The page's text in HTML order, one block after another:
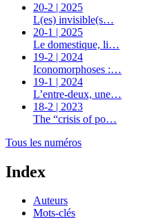
20-2 | 2025
L(es) invisible(s…
20-1 | 2025
Le domestique, li…
19-2 | 2024
Iconomorphoses :…
19-1 | 2024
L’entre-deux, une…
18-2 | 2023
The “crisis of po…
Tous les numéros
Index
Auteurs
Mots-clés